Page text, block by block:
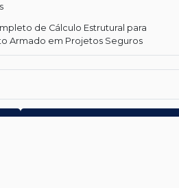
de Cálculo Estrutural para
Armado em Projetos Seguros
do Projeto de Construção Civil
do Projeto de Fundação Sapata